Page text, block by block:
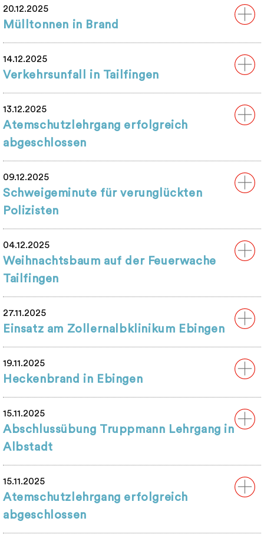
20.12.2025
Mülltonnen in Brand
14.12.2025
Verkehrsunfall in Tailfingen
13.12.2025
Atemschutzlehrgang erfolgreich
abgeschlossen
09.12.2025
Schweigeminute für verunglückten
Polizisten
04.12.2025
Weihnachtsbaum auf der Feuerwache
Tailfingen
27.11.2025
Einsatz am Zollernalbklinikum Ebingen
19.11.2025
Heckenbrand in Ebingen
15.11.2025
Abschlussübung Truppmann Lehrgang in
Albstadt
15.11.2025
Atemschutzlehrgang erfolgreich
abgeschlossen